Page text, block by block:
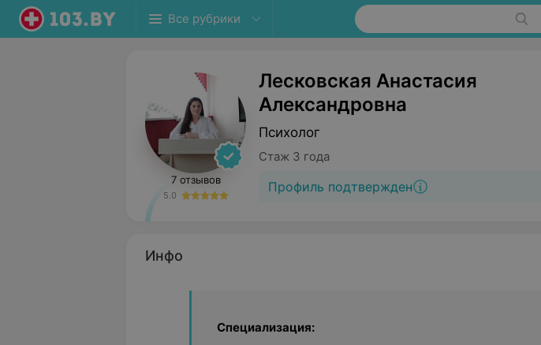
Все рубрики
7 отзывов
5.0
Лесковская Анастасия
Александровна
Психолог
Стаж 3 года
Профиль подтвержден
Инфо
Специализация: